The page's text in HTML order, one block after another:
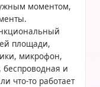
моментом,
площади,
микрофон,
беспроводная и
что-то работает